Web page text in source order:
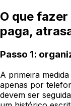
O que
paga,
Passo 1:
A primeira
apenas por
devem ser